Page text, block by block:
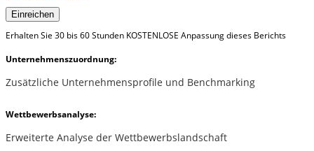
Einreichen
Erhalten Sie 30 bis 60 Stunden KOSTENLOSE Anpassung dieses Berichts
Unternehmenszuordnung:
Zusätzliche Unternehmensprofile und Benchmarking
Wettbewerbsanalyse:
Erweiterte Analyse der Wettbewerbslandschaft